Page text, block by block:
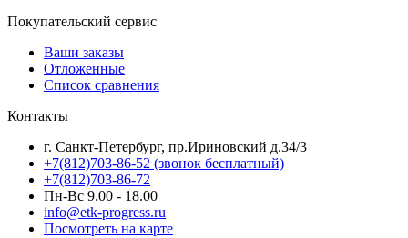
Покупательский сервис
Ваши заказы
Отложенные
Список сравнения
Контакты
г. Санкт-Петербург, пр.Ириновский д.34/3
+7(812)703-86-52 (звонок бесплатный)
+7(812)703-86-72
Пн-Вс 9.00 - 18.00
info@etk-progress.ru
Посмотреть на карте